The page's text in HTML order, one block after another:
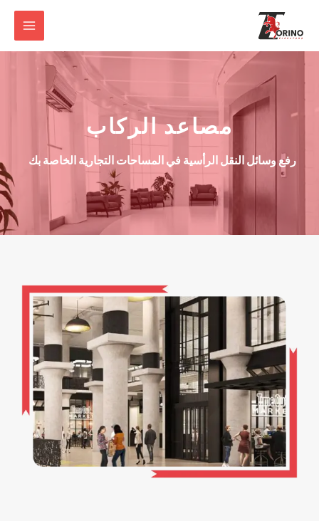
مصاعد الركاب
رفع وسائل النقل الرأسية في المساحات التجارية الخاصة بك